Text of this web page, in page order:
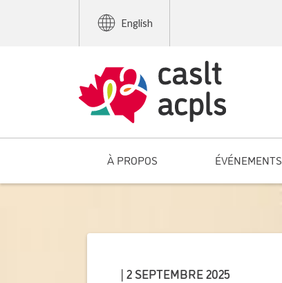
English
À PROPOS ÉVÉNEMENTS
| 2 SEPTEMBRE 2025